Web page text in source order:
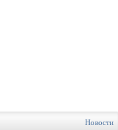
Новости